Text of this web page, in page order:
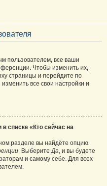
пользователем, все ваши
Чтобы изменить их,
страницы и перейдите по
все свои настройки и
списке «Кто сейчас на
разделе вы найдёте опцию
. ВыберитеДа, и вы будете
и самому себе. Для всех